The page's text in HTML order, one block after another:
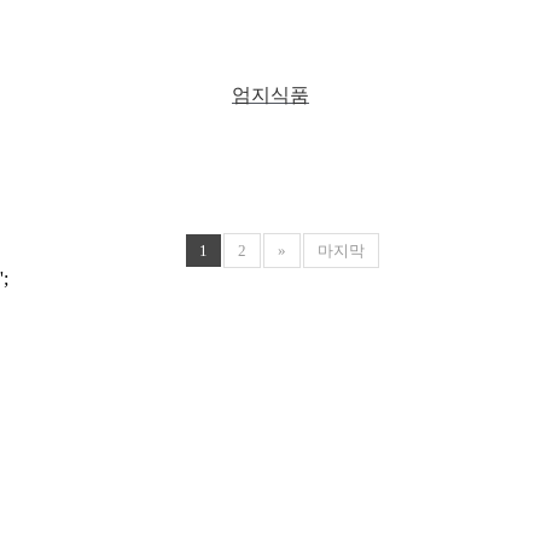
엄지식품
1 2 » 마지막
';